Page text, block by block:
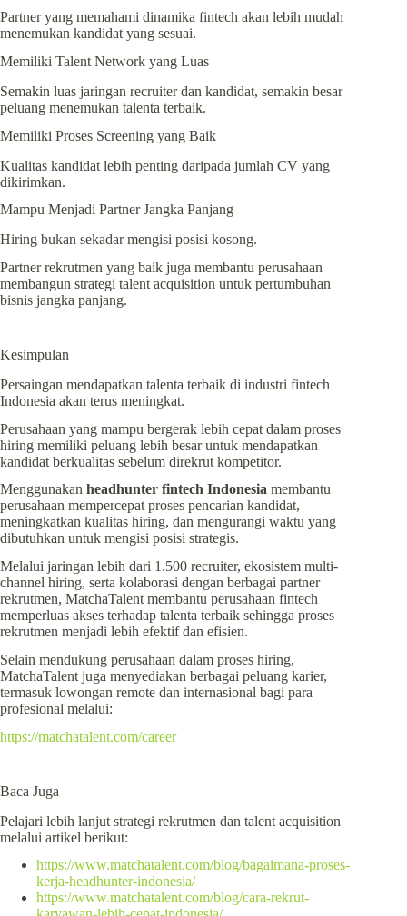
Partner yang memahami dinamika fintech akan lebih mudah
menemukan kandidat yang sesuai.
Memiliki Talent Network yang Luas
Semakin luas jaringan recruiter dan kandidat, semakin besar
peluang menemukan talenta terbaik.
Memiliki Proses Screening yang Baik
Kualitas kandidat lebih penting daripada jumlah CV yang
dikirimkan.
Mampu Menjadi Partner Jangka Panjang
Hiring bukan sekadar mengisi posisi kosong.
Partner rekrutmen yang baik juga membantu perusahaan
membangun strategi talent acquisition untuk pertumbuhan
bisnis jangka panjang.
Kesimpulan
Persaingan mendapatkan talenta terbaik di industri fintech
Indonesia akan terus meningkat.
Perusahaan yang mampu bergerak lebih cepat dalam proses
hiring memiliki peluang lebih besar untuk mendapatkan
kandidat berkualitas sebelum direkrut kompetitor.
Menggunakan headhunter fintech Indonesia membantu
perusahaan mempercepat proses pencarian kandidat,
meningkatkan kualitas hiring, dan mengurangi waktu yang
dibutuhkan untuk mengisi posisi strategis.
Melalui jaringan lebih dari 1.500 recruiter, ekosistem multi-
channel hiring, serta kolaborasi dengan berbagai partner
rekrutmen, MatchaTalent membantu perusahaan fintech
memperluas akses terhadap talenta terbaik sehingga proses
rekrutmen menjadi lebih efektif dan efisien.
Selain mendukung perusahaan dalam proses hiring,
MatchaTalent juga menyediakan berbagai peluang karier,
termasuk lowongan remote dan internasional bagi para
profesional melalui:
https://matchatalent.com/career
Baca Juga
Pelajari lebih lanjut strategi rekrutmen dan talent acquisition
melalui artikel berikut:
https://www.matchatalent.com/blog/bagaimana-proses-
kerja-headhunter-indonesia/
https://www.matchatalent.com/blog/cara-rekrut-